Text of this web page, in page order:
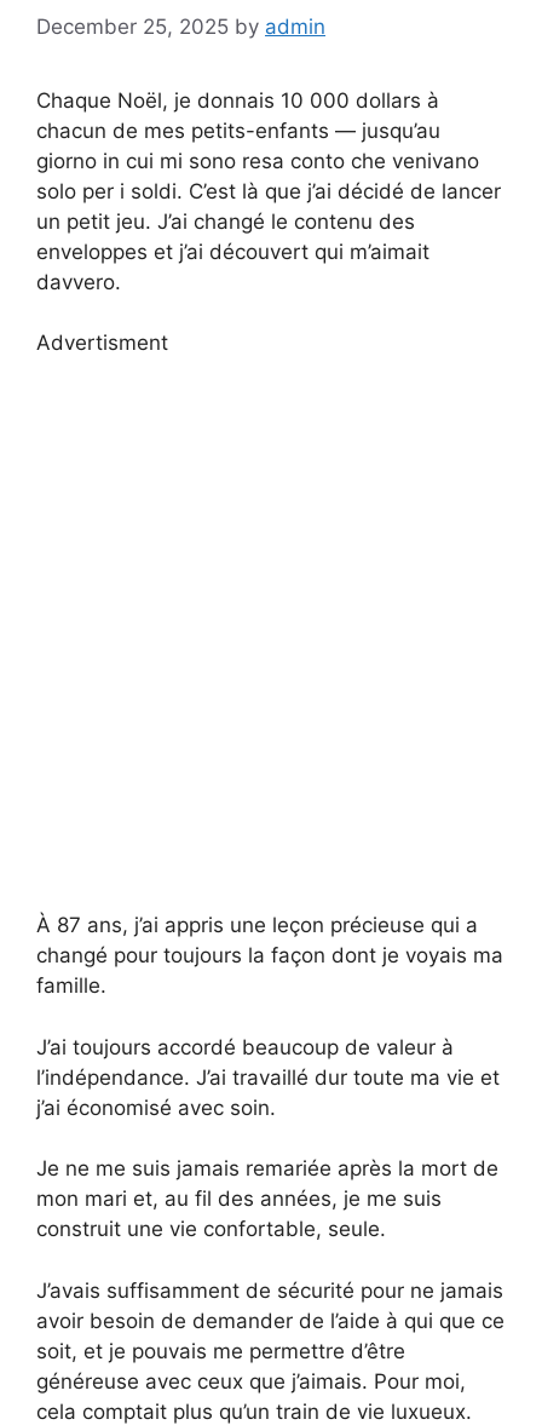
December 25, 2025 by admin
Chaque Noël, je donnais 10 000 dollars à
chacun de mes petits-enfants — jusqu’au
giorno in cui mi sono resa conto che venivano
solo per i soldi. C’est là que j’ai décidé de lancer
un petit jeu. J’ai changé le contenu des
enveloppes et j’ai découvert qui m’aimait
davvero.
Advertisment
À 87 ans, j’ai appris une leçon précieuse qui a
changé pour toujours la façon dont je voyais ma
famille.
J’ai toujours accordé beaucoup de valeur à
l’indépendance. J’ai travaillé dur toute ma vie et
j’ai économisé avec soin.
Je ne me suis jamais remariée après la mort de
mon mari et, au fil des années, je me suis
construit une vie confortable, seule.
J’avais suffisamment de sécurité pour ne jamais
avoir besoin de demander de l’aide à qui que ce
soit, et je pouvais me permettre d’être
généreuse avec ceux que j’aimais. Pour moi,
cela comptait plus qu’un train de vie luxueux.